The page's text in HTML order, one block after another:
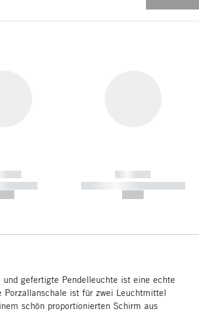
-----------
------------
----------- ----------- -----------
und gefertigte Pendelleuchte ist eine echte
ist für zwei Leuchtmittel
schön proportionierten Schirm aus